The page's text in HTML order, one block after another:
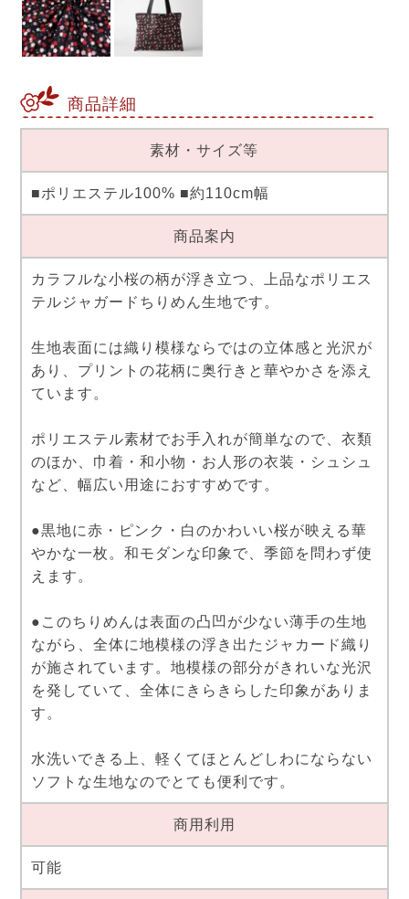
商品詳細
素材・サイズ等
■ポリエステル100% ■約110cm幅
商品案内
カラフルな小桜の柄が浮き立つ、上品なポリエス
テルジャガードちりめん生地です。
生地表面には織り模様ならではの立体感と光沢が
あり、プリントの花柄に奥行きと華やかさを添え
ています。
ポリエステル素材でお手入れが簡単なので、衣類
のほか、巾着・和小物・お人形の衣装・シュシュ
など、幅広い用途におすすめです。
●黒地に赤・ピンク・白のかわいい桜が映える華
やかな一枚。和モダンな印象で、季節を問わず使
えます。
●このちりめんは表面の凸凹が少ない薄手の生地
ながら、全体に地模様の浮き出たジャカード織り
が施されています。地模様の部分がきれいな光沢
を発していて、全体にきらきらした印象がありま
す。
水洗いできる上、軽くてほとんどしわにならない
ソフトな生地なのでとても便利です。
商用利用
可能